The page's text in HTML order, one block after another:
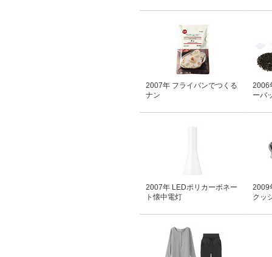
2007年 フライパンでつくる
ナン
2006
ーバ
2007年 LEDポリカーボネー
ト懐中電灯
2009
クッ